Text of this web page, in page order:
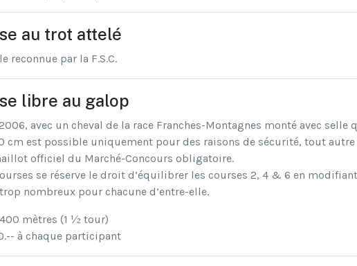
au trot attelé
reconnue par la F.S.C.
libre au galop
avec un cheval de la race Franches-Montagnes monté avec
cm est possible uniquement pour des raisons de sécurité, tout
officiel du Marché-Concours obligatoire.
se réserve le droit d’équilibrer les courses 2, 4 & 6 en
nombreux pour chacune d’entre-elle.
mètres (1 ½ tour)
à chaque participant